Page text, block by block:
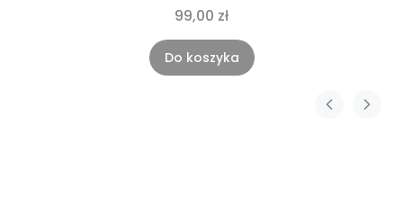
99,00 zł
Do koszyka